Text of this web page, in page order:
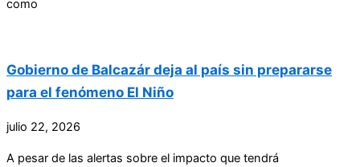
como
Gobierno de Balcazár deja al país sin prepararse
para el fenómeno El Niño
julio 22, 2026
A pesar de las alertas sobre el impacto que tendrá